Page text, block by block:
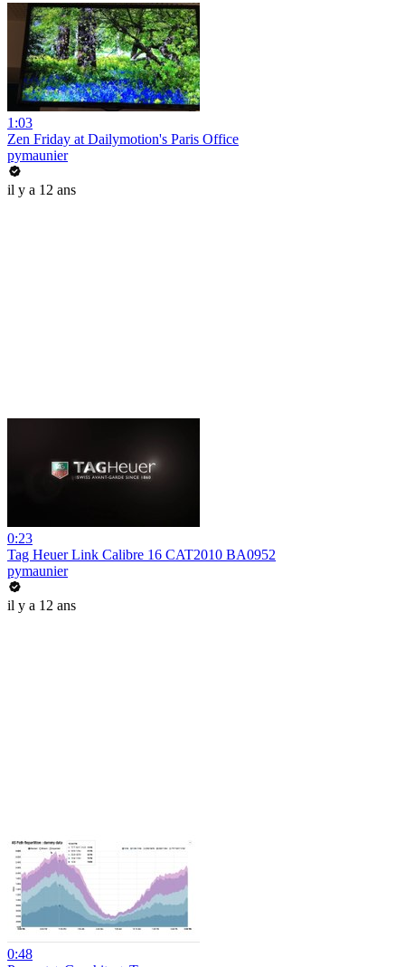
1:03
Zen Friday at Dailymotion's Paris Office
pymaunier
il y a 12 ans
0:23
Tag Heuer Link Calibre 16 CAT2010 BA0952
pymaunier
il y a 12 ans
0:48